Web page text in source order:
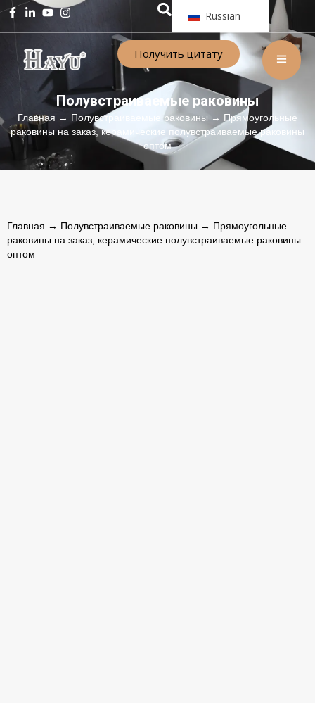
Russian
Получить цитату
Полувстраиваемые раковины
Главная → Полувстраиваемые раковины → Прямоугольные
раковины на заказ, керамические полувстраиваемые раковины
оптом
Главная → Полувстраиваемые раковины → Прямоугольные
раковины на заказ, керамические полувстраиваемые раковины
оптом